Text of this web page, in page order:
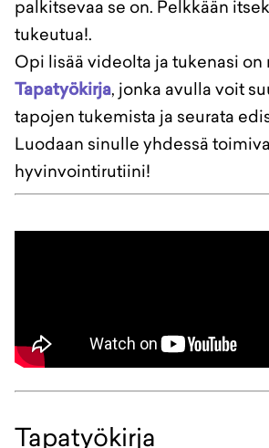
palkitsevaa se on. Pelkkään
tukeutua!.
Opi lisää videolta ja tukenasi on
Tapatyökirja, jonka avulla voit
tapojen tukemista ja seurata
Luodaan sinulle yhdessä toimiva
hyvinvointirutiini!
Tapatyökirja